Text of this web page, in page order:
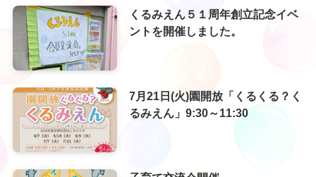
くるみえん５１周年創立記念イベ
ントを開催しました。
7月21日(火)園開放「くるくる？く
るみえん」9:30～11:30